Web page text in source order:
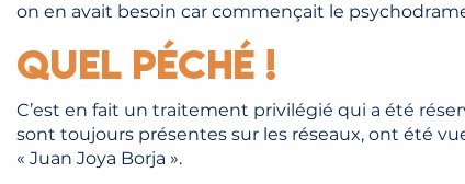
on en avait besoin car commençait le
Quel péché !
C’est en fait un traitement privilégié qui a été
sont toujours présentes sur les réseaux, ont été
« Juan Joya Borja ».